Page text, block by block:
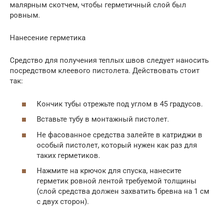
малярным скотчем, чтобы герметичный слой был
ровным.
Нанесение герметика
Средство для получения теплых швов следует наносить
посредством клеевого пистолета. Действовать стоит
так:
Кончик тубы отрежьте под углом в 45 градусов.
Вставьте тубу в монтажный пистолет.
Не фасованное средства залейте в катриджи в
особый пистолет, который нужен как раз для
таких герметиков.
Нажмите на крючок для спуска, нанесите
герметик ровной лентой требуемой толщины
(слой средства должен захватить бревна на 1 см
с двух сторон).